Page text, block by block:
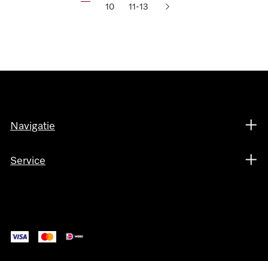
10
11-13
Navigatie
Service